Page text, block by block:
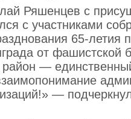
Ряшенцев с
с участниками
65-летия
от фашистской
район —
—